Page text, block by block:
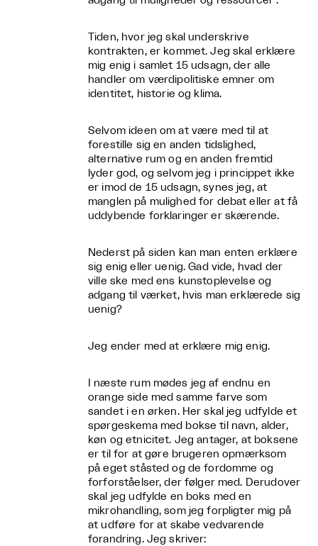
Tiden, hvor jeg skal underskrive
kontrakten, er kommet. Jeg skal erklære
mig enig i samlet 15 udsagn, der alle
handler om værdipolitiske emner om
identitet, historie og klima.
Selvom ideen om at være med til at
forestille sig en anden tidslighed,
alternative rum og en anden fremtid
lyder god, og selvom jeg i princippet ikke
er imod de 15 udsagn, synes jeg, at
manglen på mulighed for debat eller at få
uddybende forklaringer er skærende.
Nederst på siden kan man enten erklære
sig enig eller uenig. Gad vide, hvad der
ville ske med ens kunstoplevelse og
adgang til værket, hvis man erklærede sig
uenig?
Jeg ender med at erklære mig enig.
I næste rum mødes jeg af endnu en
orange side med samme farve som
sandet i en ørken. Her skal jeg udfylde et
spørgeskema med bokse til navn, alder,
køn og etnicitet. Jeg antager, at boksene
er til for at gøre brugeren opmærksom
på eget ståsted og de fordomme og
forforståelser, der følger med. Derudover
skal jeg udfylde en boks med en
mikrohandling, som jeg forpligter mig på
at udføre for at skabe vedvarende
forandring. Jeg skriver: